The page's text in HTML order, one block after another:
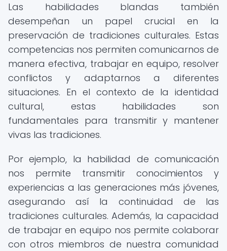
Las habilidades blandas también
desempeñan un papel crucial en la
preservación de tradiciones culturales. Estas
competencias nos permiten comunicarnos de
manera efectiva, trabajar en equipo, resolver
conflictos y adaptarnos a diferentes
situaciones. En el contexto de la identidad
cultural, estas habilidades son
fundamentales para transmitir y mantener
vivas las tradiciones.
Por ejemplo, la habilidad de comunicación
nos permite transmitir conocimientos y
experiencias a las generaciones más jóvenes,
asegurando así la continuidad de las
tradiciones culturales. Además, la capacidad
de trabajar en equipo nos permite colaborar
con otros miembros de nuestra comunidad